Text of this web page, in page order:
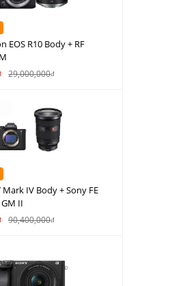
EOS R10 Body + RF
29,000,000đ
IV Body + Sony FE
II
90,400,000đ